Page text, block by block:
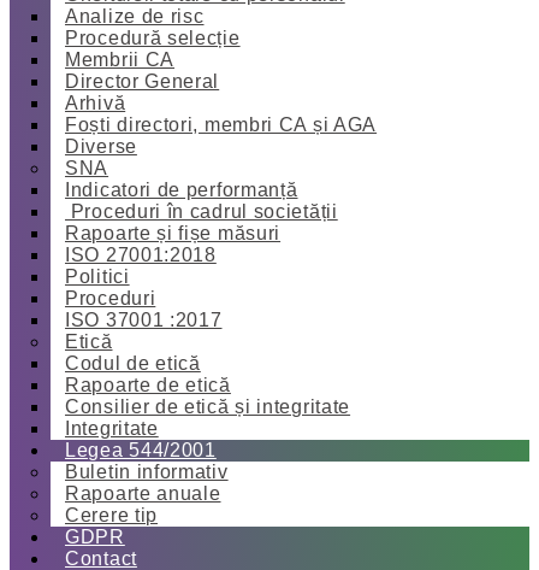
Analize de risc
Procedură selecție
Membrii CA
Director General
Arhivă
Foști directori, membri CA și AGA
Diverse
SNA
Indicatori de performanță
Proceduri în cadrul societății
Rapoarte și fișe măsuri
ISO 27001:2018
Politici
Proceduri
ISO 37001 :2017
Etică
Codul de etică
Rapoarte de etică
Consilier de etică și integritate
Integritate
Legea 544/2001
Buletin informativ
Rapoarte anuale
Cerere tip
GDPR
Contact